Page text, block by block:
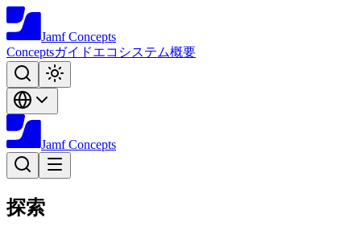
Jamf Concepts
Conceptsガイドエコシステム概要
Jamf Concepts
探索